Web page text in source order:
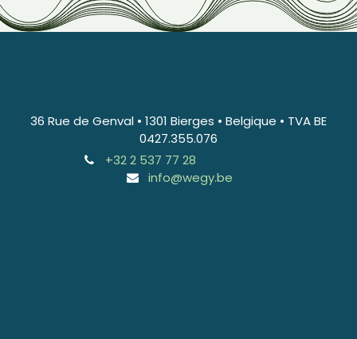
36 Rue de Genval • 1301 Bierges • Belgique • TVA BE
0427.355.076
+32 2 537 77 28
info@wegy.be